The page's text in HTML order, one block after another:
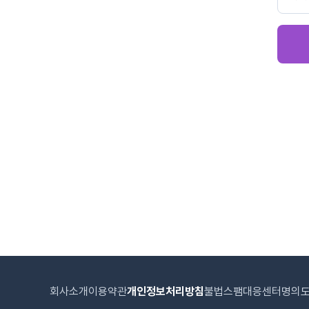
회사소개 이용약관개인정보처리방침불법스팸대응센터 명의